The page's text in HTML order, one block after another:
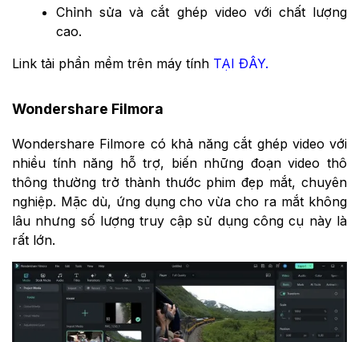
Chỉnh sửa và cắt ghép video với chất lượng
cao.
Link tải phần mềm trên máy tính TẠI ĐÂY.
Wondershare Filmora
Wondershare Filmore có khả năng cắt ghép video với
nhiều tính năng hỗ trợ, biến những đoạn video thô
thông thường trở thành thước phim đẹp mắt, chuyên
nghiệp. Mặc dù, ứng dụng cho vừa cho ra mắt không
lâu nhưng số lượng truy cập sử dụng công cụ này là
rất lớn.